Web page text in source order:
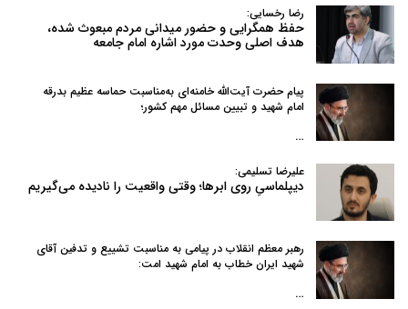
رضا رخسایی:
حفظ همگرایی و حضور میدانی مردم مبعوث شده،
هدف اصلی وحدت مورد اشاره امام جامعه
پیام حضرت آیت‌الله خامنه‌ای به‌مناسبت حماسه عظیم بدرقه
امام شهید و تبیین مسائل مهم کشور؛
…
علیرضا تسلیمی:
دیپلماسیِ روی ابرها؛ وقتی واقعیت را نادیده می‌گیریم
رهبر معظم انقلاب در پیامی به‌ مناسبت تشییع و تدفین آقای
شهید ایران خطاب به امام شهید امت:
…